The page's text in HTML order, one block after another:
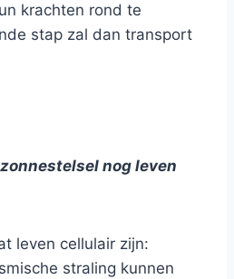
krachten rond te
stap zal dan transport
nog leven
leven cellulair zijn:
straling kunnen